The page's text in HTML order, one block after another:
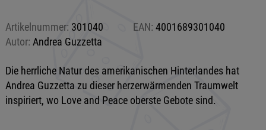
Artikelnummer: 301040 EAN: 4001689301040
Autor: Andrea Guzzetta
Die herrliche Natur des amerikanischen Hinterlandes hat
Andrea Guzzetta zu dieser herzerwärmenden Traumwelt
inspiriert, wo Love and Peace oberste Gebote sind.